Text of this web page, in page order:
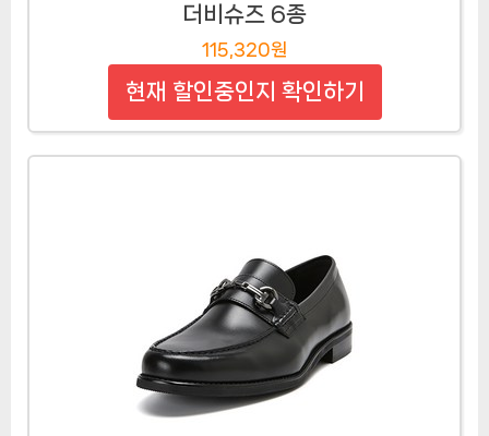
더비슈즈 6종
115,320원
현재 할인중인지 확인하기